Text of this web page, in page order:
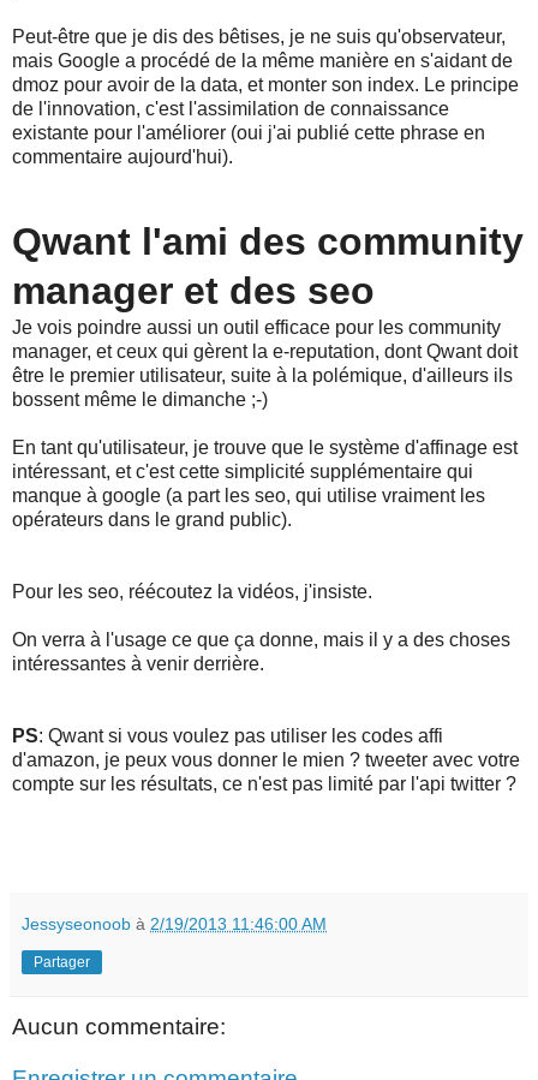
Peut-être que je dis des bêtises, je ne suis qu'observateur,
mais Google a procédé de la même manière en s'aidant de
dmoz pour avoir de la data, et monter son index. Le principe
de l'innovation, c'est l'assimilation de connaissance
existante pour l'améliorer (oui j'ai publié cette phrase en
commentaire aujourd'hui).
Qwant l'ami des community
manager et des seo
Je vois poindre aussi un outil efficace pour les community
manager, et ceux qui gèrent la e-reputation, dont Qwant doit
être le premier utilisateur, suite à la polémique, d'ailleurs ils
bossent même le dimanche ;-)
En tant qu'utilisateur, je trouve que le système d'affinage est
intéressant, et c'est cette simplicité supplémentaire qui
manque à google (a part les seo, qui utilise vraiment les
opérateurs dans le grand public).
Pour les seo, réécoutez la vidéos, j'insiste.
On verra à l'usage ce que ça donne, mais il y a des choses
intéressantes à venir derrière.
PS: Qwant si vous voulez pas utiliser les codes affi
d'amazon, je peux vous donner le mien ? tweeter avec votre
compte sur les résultats, ce n'est pas limité par l'api twitter ?
Jessyseonoob à 2/19/2013 11:46:00 AM
Partager
Aucun commentaire: